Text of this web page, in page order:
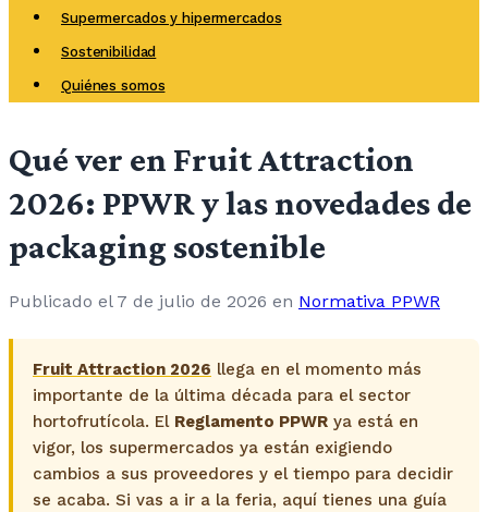
Supermercados y hipermercados
Sostenibilidad
Quiénes somos
Qué ver en Fruit Attraction
2026: PPWR y las novedades de
packaging sostenible
Publicado el 7 de julio de 2026 en Normativa PPWR
Fruit Attraction 2026 llega en el momento más
importante de la última década para el sector
hortofrutícola. El Reglamento PPWR ya está en
vigor, los supermercados ya están exigiendo
cambios a sus proveedores y el tiempo para decidir
se acaba. Si vas a ir a la feria, aquí tienes una guía